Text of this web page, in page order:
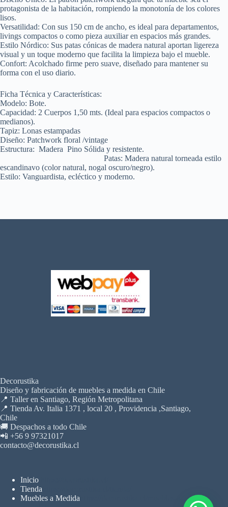
protagonista de la habitación, rompiendo la monotonía de los colores
lisos.
Versatilidad: Con sus 150 cm de ancho, es ideal para departamentos,
livings compactos o como pieza auxiliar en espacios más grandes.
Estilo Nórdico: Sus patas cónicas de madera natural aportan ligereza
visual y un toque moderno que facilita la limpieza bajo el mueble.
Confort: Acolchado firme pero suave, diseñado para mantener su
forma con el uso diario.
Ficha Técnica y Características:
Modelo: Bote.
Capacidad: 2 Cuerpos 1,50 mts. (Ideal para espacios compactos o
medianos).
Tapiz: Lonas estampadas
Diseño: Patchwork floral /vintage
Estructura: Madera Pino Sólida y resistente.
Patas: Madera natural torneada estilo
escandinavo (color natural, nogal oscuro/negro).
Estilo: Vanguardista, ecléctico y moderno.
Decorustika
Diseño y fabricación de muebles a medida en Chile
📍 Taller en Santiago, Región Metropolitana
📍 Tienda Av. Italia 1371 , local 20 , Providencia ,Santiago,
Chile
🚚 Despachos a todo Chile
📲 +56 9 97321017
contacto@decorustika.cl
Inicio
Tienda
Muebles a Medida